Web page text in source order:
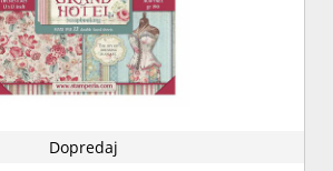
Dopredaj